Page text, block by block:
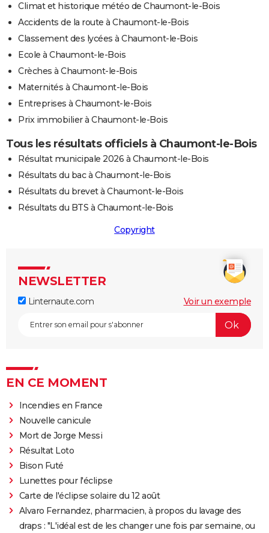
Climat et historique météo de Chaumont-le-Bois
Accidents de la route à Chaumont-le-Bois
Classement des lycées à Chaumont-le-Bois
Ecole à Chaumont-le-Bois
Crèches à Chaumont-le-Bois
Maternités à Chaumont-le-Bois
Entreprises à Chaumont-le-Bois
Prix immobilier à Chaumont-le-Bois
Tous les résultats officiels à Chaumont-le-Bois
Résultat municipale 2026 à Chaumont-le-Bois
Résultats du bac à Chaumont-le-Bois
Résultats du brevet à Chaumont-le-Bois
Résultats du BTS à Chaumont-le-Bois
Copyright
NEWSLETTER
Linternaute.com Voir un exemple
EN CE MOMENT
Incendies en France
Nouvelle canicule
Mort de Jorge Messi
Résultat Loto
Bison Futé
Lunettes pour l'éclipse
Carte de l'éclipse solaire du 12 août
Alvaro Fernandez, pharmacien, à propos du lavage des
draps : "L'idéal est de les changer une fois par semaine, ou